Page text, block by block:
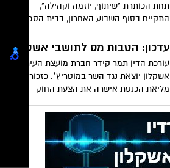
תחת הכותרת "שיתוף, יוזמה וקהילה",
התקיים בסוף השבוע האחרון, בבית הספר
מרתון יזמות סוחף, שנועד לרתום את
היצירתיות של התלמידים לטובת מעורבות
ובקהילה
עדכון: הטבות מס לתושבי אשקלון
עורכת הדין תמר קידר חברת מועצת העיר
אשקלון יוצאת נגד השר במוטריץ׳. כזכור
מליאת הכנסת אישרה את הצעת החוק